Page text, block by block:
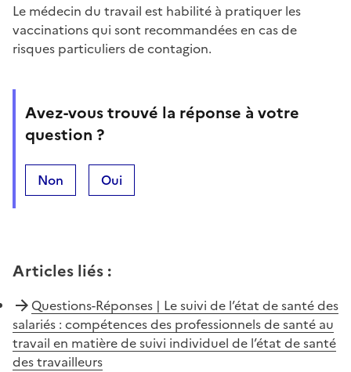
Le médecin du travail est habilité à pratiquer les
vaccinations qui sont recommandées en cas de
risques particuliers de contagion.
Avez-vous trouvé la réponse à votre
question ?
Non Oui
Articles liés :
Questions-Réponses | Le suivi de l’état de santé des
salariés : compétences des professionnels de santé au
travail en matière de suivi individuel de l’état de santé
des travailleurs